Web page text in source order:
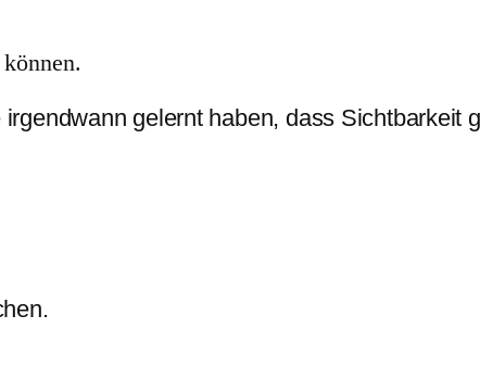
gelernt haben, dass Sichtbarkeit